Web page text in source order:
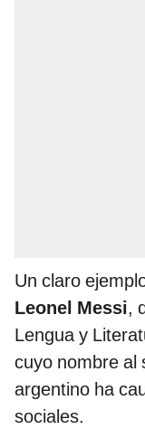
Un claro
Leonel Messi,
Lengua y
cuyo nombre al
argentino ha
sociales.